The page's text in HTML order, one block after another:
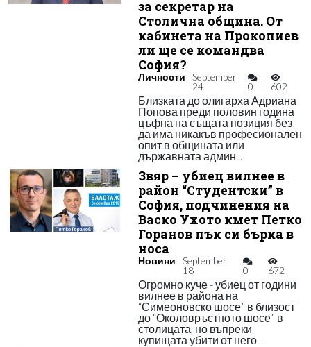
за секретар на
Столична община. От
кабинета на Прокопиев
ли ще се командва
София?
Личности
September
24
0 602
Близката до олигарха Адриана
Попова преди половин година
цъфна на същата позиция без
да има никакъв професионален
опит в общината или
държавната админ...
Звяр – убиец вилнее в
район “Студентски” в
София, подчинения на
Васко Ухото кмет Петко
Горанов пък си бърка в
носа
Новини
September
18
0 672
Огромно куче - убиец от години
вилнее в района на
“Симеоновско шосе” в близост
до “Околовръстното шосе” в
столицата, но въпреки
купищата убити от него...